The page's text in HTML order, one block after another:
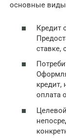
основные
Кредит
ставке,
кредит,
оплата